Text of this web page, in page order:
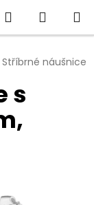
Hledat
KOŠÍK
Stříbrné náušnice
s